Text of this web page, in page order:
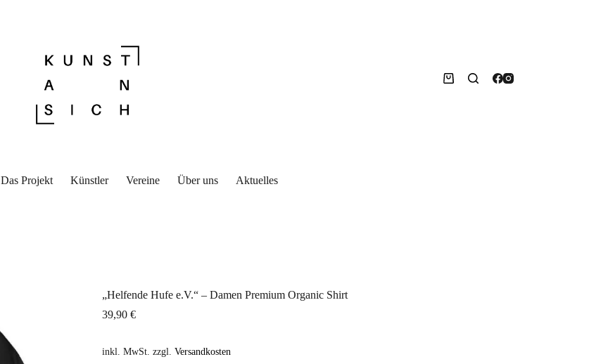
Warenkorb
Das Projekt Künstler Vereine Über uns Aktuelles
„Helfende Hufe e.V.“ – Damen Premium Organic Shirt
39,90 €
inkl. MwSt. zzgl. Versandkosten